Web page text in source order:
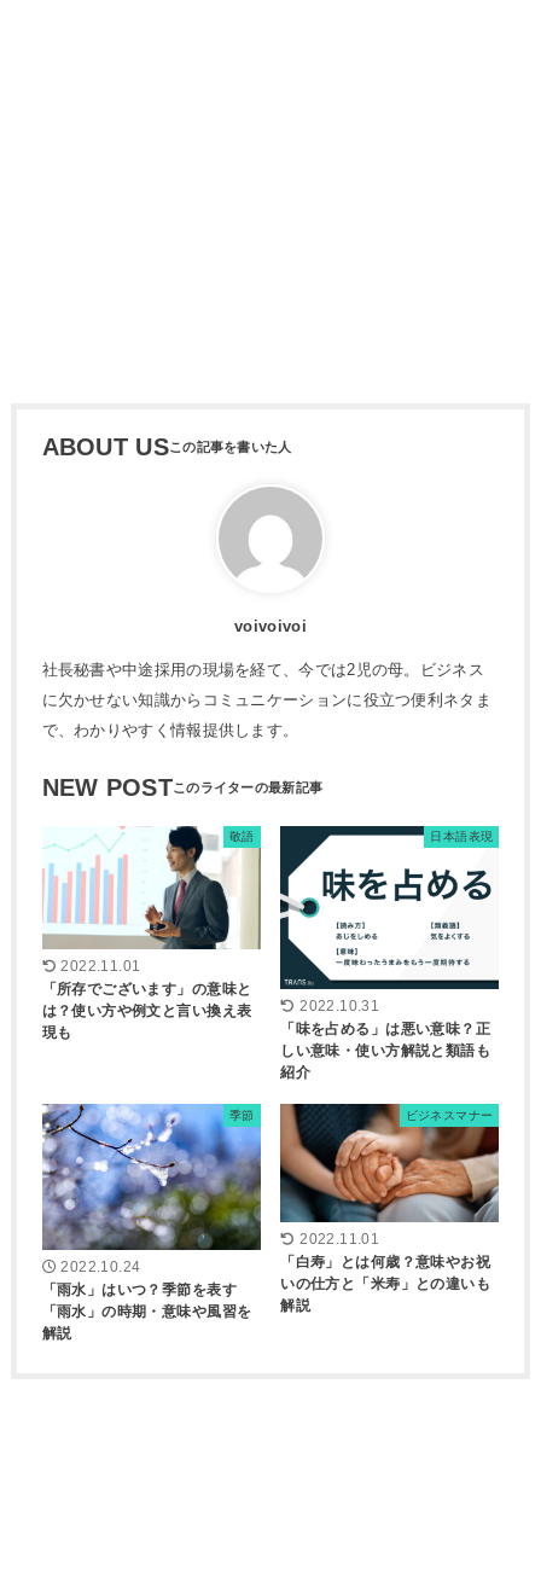
ABOUT US
voivoivoi
社長秘書や中途採用の現場を経て、今では2児の母。ビジネス
に欠かせない知識からコミュニケーションに役立つ便利ネタま
で、わかりやすく情報提供します。
NEW POST
敬語
2022.11.01
「所存でございます」の意味と
は？使い方や例文と言い換え表
現も
日本語表現
2022.10.31
「味を占める」は悪い意味？正
しい意味・使い方解説と類語も
紹介
季節
2022.10.24
「雨水」はいつ？季節を表す
「雨水」の時期・意味や風習を
解説
ビジネスマナー
2022.11.01
「白寿」とは何歳？意味やお祝
いの仕方と「米寿」との違いも
解説